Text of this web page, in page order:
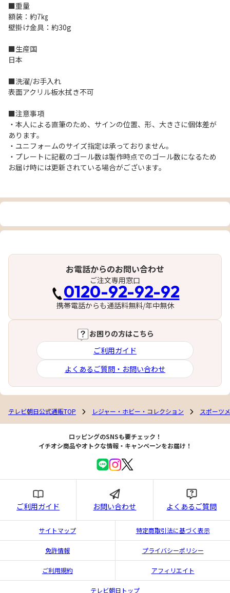
■重量
額装：約7㎏
壁掛け金具：約30g
■生産国
日本
■洗濯/お手入れ
表面アクリル板水拭き不可
■注意事項
・本人による直筆のため、サインの位置、形、大きさに個体差が
あります。
・ユニフォームのサイズ指定は承っておりません。
・プレートに記載のゴール数は製作時点でのゴール数になるため
お届け時には更新されている場合がございます。
お電話からのお問い合わせ
ご注文専用窓口
0120-92-92-92
携帯電話からも通話料無料/年中無休
お困りの方はこちら
ご利用ガイド
よくあるご質問・お問い合わせ
テレビ朝日公式通販TOP レジャー・ホビー・コレクション スポーツ
ロッピングのSNSも要チェック！
イチオシ商品やオトクな情報・キャンペーンをお届け！
ご利用ガイド お問い合わせ よくあるご質問
サイトマップ 特定商取引法に基づく表示
免許情報 プライバシーポリシー
ご利用規約 アフィリエイト
テレビ朝日トップ